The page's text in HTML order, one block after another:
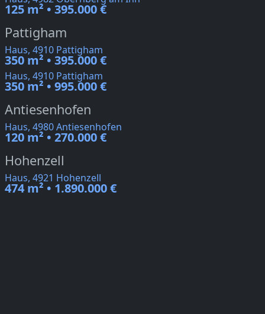
125 m² • 395.000 €
Pattigham
Haus, 4910 Pattigham
350 m² • 395.000 €
Haus, 4910 Pattigham
350 m² • 995.000 €
Antiesenhofen
Haus, 4980 Antiesenhofen
120 m² • 270.000 €
Hohenzell
Haus, 4921 Hohenzell
474 m² • 1.890.000 €